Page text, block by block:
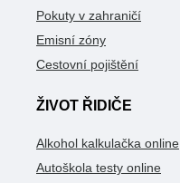
Pokuty v zahraničí
Emisní zóny
Cestovní pojištění
ŽIVOT ŘIDIČE
Alkohol kalkulačka online
Autoškola testy online